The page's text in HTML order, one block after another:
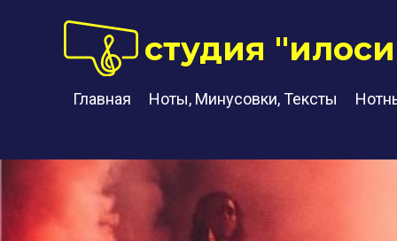
Главная Ноты, Минусовки, Тексты
студия